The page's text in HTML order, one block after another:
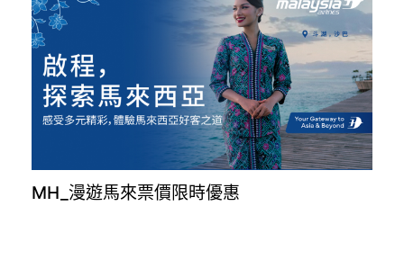
2026台灣國際秋季旅遊展8/21-8/24 攤位
B915/917 (點擊諮詢)